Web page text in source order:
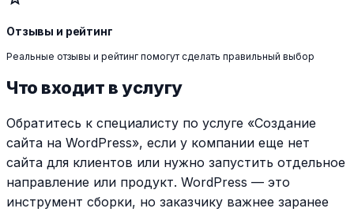
Отзывы и рейтинг
Реальные отзывы и рейтинг помогут сделать правильный выбор
Что входит в услугу
Обратитесь к специалисту по услуге «Создание
сайта на WordPress», если у компании еще нет
сайта для клиентов или нужно запустить отдельное
направление или продукт. WordPress — это
инструмент сборки, но заказчику важнее заранее